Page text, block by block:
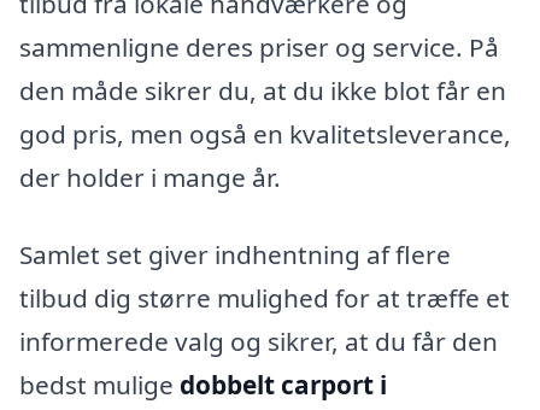
sammenligne deres priser og service. På
den måde sikrer du, at du ikke blot får en
god pris, men også en kvalitetsleverance,
der holder i mange år.
Samlet set giver indhentning af flere
tilbud dig større mulighed for at træffe et
informerede valg og sikrer, at du får den
bedst mulige dobbelt carport i